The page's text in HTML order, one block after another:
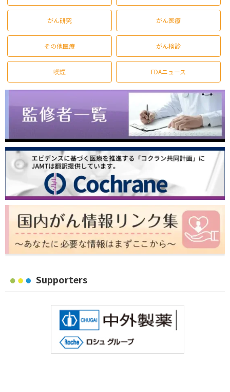
がん研究 がん医療
その他医療 がん検診
喫煙 FDAニュース
Supporters